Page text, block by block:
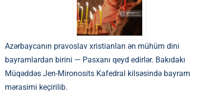
Azərbaycanın pravoslav xristianları ən mühüm dini
bayramlardan birini — Pasxanı qeyd edirlər. Bakıdakı
Müqəddəs Jen-Mironosits Kafedral kilsəsində bayram
mərasimi keçirilib.